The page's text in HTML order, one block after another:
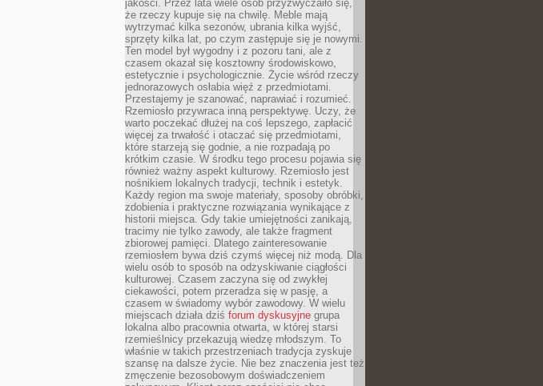
jakości. Przez lata wiele osób przyzwyczaiło się,
że rzeczy kupuje się na chwilę. Meble mają
wytrzymać kilka sezonów, ubrania kilka wyjść,
sprzęty kilka lat, po czym zastępuje się je nowymi.
Ten model był wygodny i z pozoru tani, ale z
czasem okazał się kosztowny środowiskowo,
estetycznie i psychologicznie. Życie wśród rzeczy
jednorazowych osłabia więź z przedmiotami.
Przestajemy je szanować, naprawiać i rozumieć.
Rzemiosło przywraca inną perspektywę. Uczy, że
warto poczekać dłużej na coś lepszego, zapłacić
więcej za trwałość i otaczać się przedmiotami,
które starzeją się godnie, a nie rozpadają po
krótkim czasie. W środku tego procesu pojawia się
również ważny aspekt kulturowy. Rzemiosło jest
nośnikiem lokalnych tradycji, technik i estetyk.
Każdy region ma swoje materiały, sposoby obróbki,
zdobienia i praktyczne rozwiązania wynikające z
historii miejsca. Gdy takie umiejętności zanikają,
tracimy nie tylko zawody, ale także fragment
zbiorowej pamięci. Dlatego zainteresowanie
rzemiosłem bywa dziś czymś więcej niż modą. Dla
wielu osób to sposób na odzyskiwanie ciągłości
kulturowej. Czasem zaczyna się od zwykłej
ciekawości, potem przeradza się w pasję, a
czasem w świadomy wybór zawodowy. W wielu
miejscach działa dziś forum dyskusyjne grupa
lokalna albo pracownia otwarta, w której starsi
rzemieślnicy przekazują wiedzę młodszym. To
właśnie w takich przestrzeniach tradycja zyskuje
szansę na dalsze życie. Nie bez znaczenia jest też
zmęczenie bezosobowym doświadczeniem